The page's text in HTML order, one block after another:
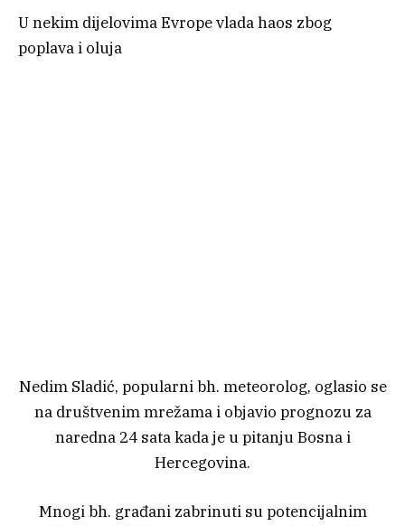
U nekim dijelovima Evrope vlada haos zbog
poplava i oluja
Nedim Sladić, popularni bh. meteorolog, oglasio se
na društvenim mrežama i objavio prognozu za
naredna 24 sata kada je u pitanju Bosna i
Hercegovina.
Mnogi bh. građani zabrinuti su potencijalnim